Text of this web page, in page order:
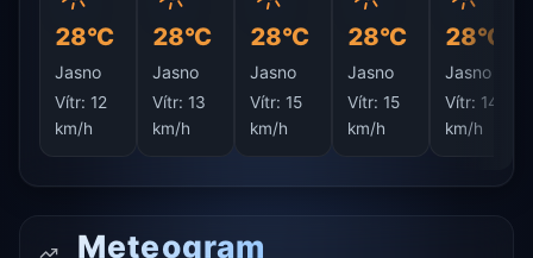
28°C
Jasno
Vítr: 12
km/h
28°C
Jasno
Vítr: 13
km/h
28°C
Jasno
Vítr: 15
km/h
28°C
Jasno
Vítr: 15
km/h
28°C
Jasno
Vítr: 14
km/h
Meteogram